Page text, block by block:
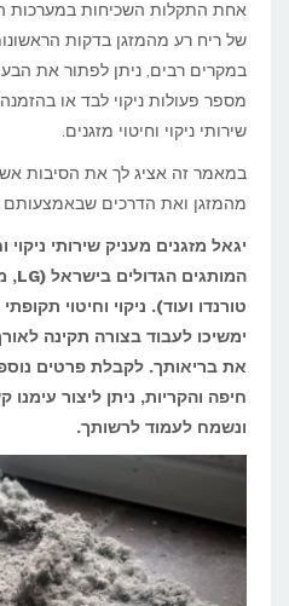
אחת התקלות השכיחות במערכות
של ריח רע מהמזגן בדקות
במקרים רבים, ניתן לפתור את
מספר פעולות ניקוי לבד או
שירותי ניקוי וחיטוי מזגנים.
במאמר זה אציג לך את הסיבות
מהמזגן ואת הדרכים שבאמצעותם
יגאל מזגנים מעניק שירותי ניקוי
המותגים הגדולים בישראל (LG
,
טורנדו ועוד). ניקוי וחיטוי
ימשיכו לעבוד בצורה תקינה
את בריאותך. לקבלת פרטים
חיפה והקריות, ניתן ליצור עימנו קשר ב –
ונשמח לעמוד לרשותך.